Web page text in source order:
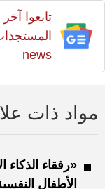
تابعوا
news
مواد ذات
«رفقاء
الأطفال